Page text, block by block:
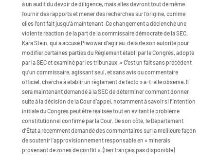
à un audit du devoir de diligence, mais elles devront tout de même
fournir des rapports et mener des recherches sur l’origine, comme
elles l’ont fait jusqu’à maintenant. Ce changement a déclenché une
violente réaction de la part de la commissaire démocrate de la SEC,
Kara Stein, qui a accusé Piwowar d’agir au-delà de son autorité pour
modifier certaines parties du Règlement établi par le Congrès, adopté
par la SEC et examiné par les tribunaux. « C’est un fait sans précédent
qu’un commissaire, agissant seul, et sans avis ou commentaire
officiel, cherche à établir un règlement de facto » a-t-elle observé. Il
sera maintenant demandé à la SEC de déterminer comment donner
suite à la décision de la Cour d’appel, notamment à savoir si l’intention
initiale du Congrès peut être réalisée tout en évitant le problème
constitutionnel confirmé par la Cour. De son côté, le Département
d’État a récemment demandé des commentaires sur la meilleure façon
de soutenir l’approvisionnement responsable en « minerais
provenant de zones de conflit ». (lien français pas disponible)